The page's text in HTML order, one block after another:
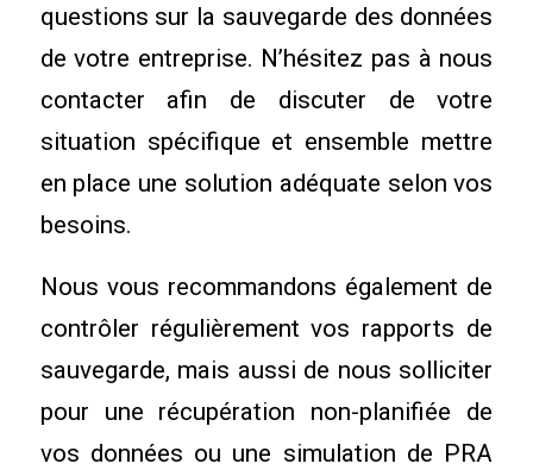
questions sur la sauvegarde des données
de votre entreprise. N’hésitez pas à nous
contacter afin de discuter de votre
situation spécifique et ensemble mettre
en place une solution adéquate selon vos
besoins.
Nous vous recommandons également de
contrôler régulièrement vos rapports de
sauvegarde, mais aussi de nous solliciter
pour une récupération non-planifiée de
vos données ou une simulation de PRA